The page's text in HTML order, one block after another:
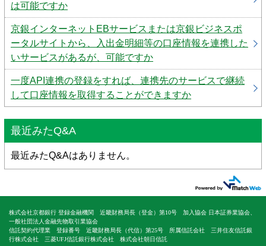
は可能ですか
京銀インターネットEBサービスまたは京銀ビジネスポ
ータルサイトから、入出金明細等の口座情報を連携した
いサービスがあるが、可能ですか
一度API連携の登録をすれば、連携先のサービスで継続
して口座情報を取得することができますか
最近みたQ&A
最近みたQ&Aはありません。
株式会社京都銀行 登録金融機関 近畿財務局長（登金）第10号 加入協会 日本証券業協会、
一般社団法人金融先物取引業協会
信託契約代理業 登録番号 近畿財務局長（代信）第25号 所属信託会社 三井住友信託銀
行株式会社 三菱UFJ信託銀行株式会社 株式会社朝日信託